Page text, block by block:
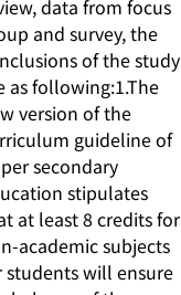
data from focus
and survey, the
of the study
as following:1.The
version of the
guideline of
secondary
stipulates
at least 8 credits for
academic subjects
students will ensure